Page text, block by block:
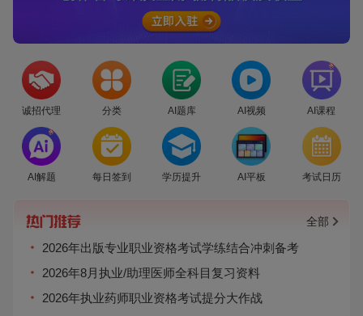
诚招代理 分类 AI题库 AI视频
爆
AI课程
爆
AI解题 每日签到 学历提升 AI平板 考试日历
全部
2026年出版专业职业资格考试学练结合冲刺备考
2026年8月执业/助理医师全科目复习资料
2026年执业药师职业资格考试提分大作战